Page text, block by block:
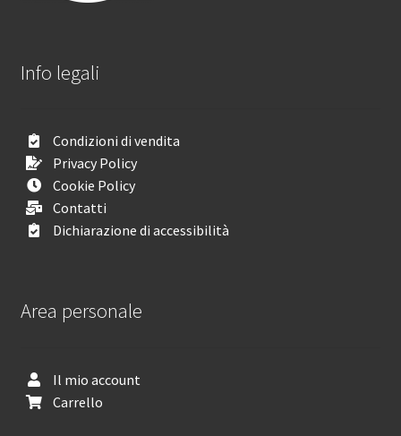
Info legali
Condizioni di vendita
Privacy Policy
Cookie Policy
Contatti
Dichiarazione di accessibilità
Area personale
Il mio account
Carrello